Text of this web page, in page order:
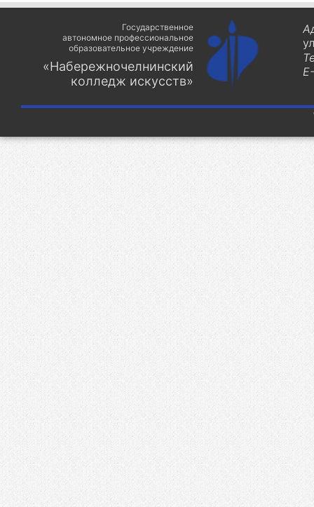
Государственное
автономное профессиональное
образовательное учреждение
«Набережночелнинский
колледж искусств»